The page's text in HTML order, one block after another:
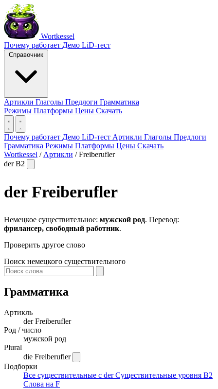
Wortkessel
Почему работает Демо LiD-тест
Справочник
Артикли Глаголы Предлоги Грамматика
Режимы Платформы Цены Скачать
Почему работает Демо LiD-тест Артикли Глаголы Предлоги
Грамматика Режимы Платформы Цены Скачать
Wortkessel / Артикли / Freiberufler
derB2
derFreiberufler
Немецкое существительное: мужской род. Перевод:
фрилансер, свободный работник.
Проверить другое слово
Поиск немецкого существительного
Грамматика
Артикль
derFreiberufler
Род / число
мужской род
Plural
die Freiberufler
Подборки
Все существительные с derСуществительные уровня B2
Слова на F